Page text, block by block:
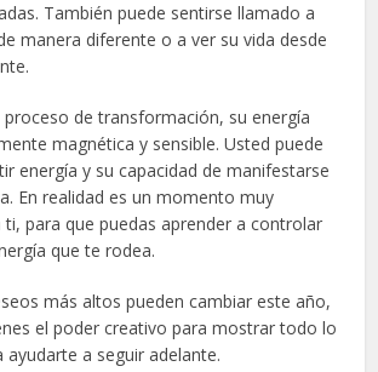
También puede sentirse llamado a
manera diferente o a ver su vida desde
de transformación, su energía
magnética y sensible. Usted puede
energía y su capacidad de manifestarse
En realidad es un momento muy
para que puedas aprender a controlar
que te rodea.
más altos pueden cambiar este año,
el poder creativo para mostrar todo lo
ayudarte a seguir adelante.